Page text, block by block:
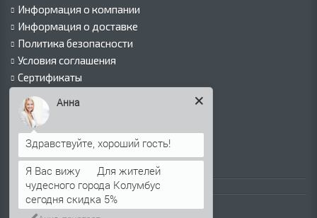
Информация о компании
Информация о доставке
Политика безопасности
Условия соглашения
Сертификаты
Виды покрытий
Как оформить заказ
Вакансии
Оплата
Пресс-центр
Каталог продукции
Профнастил для крыши
Анна
Я Вас вижу
Для жителей
чудесного города Колумбус
сегодня скидка 5%